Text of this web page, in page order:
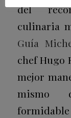
del
culinaria
Guía
chef Hugo
mejor
mismo
formidable